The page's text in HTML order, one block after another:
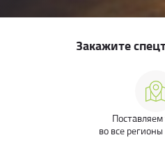
Закажите
во все